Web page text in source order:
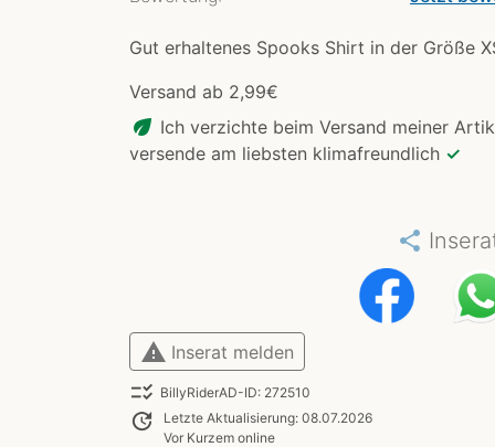
Gut erhaltenes Spooks Shirt in der Größe
Versand ab 2,99€
eco Ich verzichte beim Versand meiner
versende am liebsten klimafreundlich ✓
share
warning Inserat melden
checklist_rtl BillyRiderAD-ID: 272510
update
Letzte Aktualisierung: 08.07.2026
Vor Kurzem online